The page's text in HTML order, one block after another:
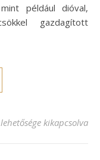
például dióval,
gazdagított
recept Leilától:
kikapcsolva